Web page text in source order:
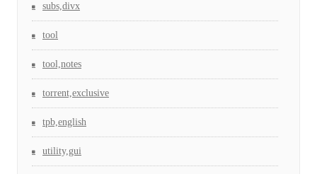
subs,divx
tool
tool,notes
torrent,exclusive
tpb,english
utility,gui